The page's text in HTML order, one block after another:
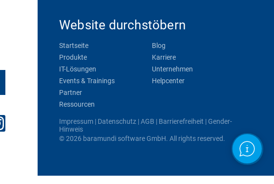
Website durchstöbern
Startseite
Produkte
IT-Lösungen
Events & Trainings
Partner
Ressourcen
Blog
Karriere
Unternehmen
Helpcenter
Impressum| Datenschutz|AGB | Barrierefreiheit | Gender-
Hinweis
© 2026 baramundi software GmbH. All rights reserved.